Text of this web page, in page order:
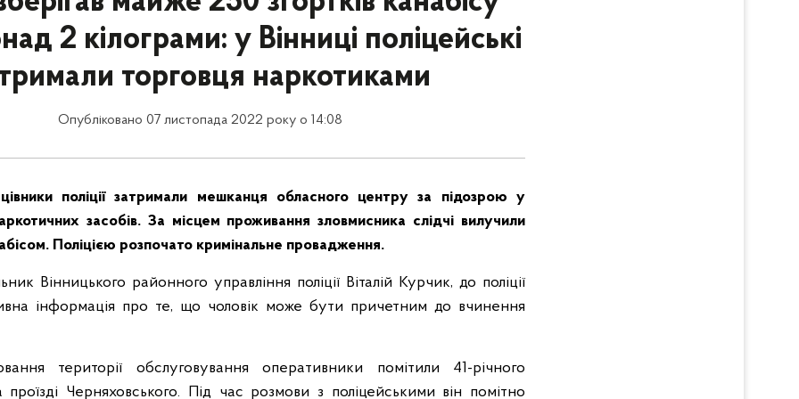
2 кілограми: у Вінниці поліцейські
торговця наркотиками
Опубліковано 07 листопада 2022 року о 14:08
поліції затримали мешканця обласного центру за підозрою у
засобів. За місцем проживання зловмисника слідчі вилучили
Поліцією розпочато кримінальне провадження.
Вінницького районного управління поліції Віталій Курчик, до поліції
інформація про те, що чоловік може бути причетним до вчинення
території обслуговування оперативники помітили 41-річного
проїзді Черняховського. Під час розмови з поліцейськими він помітно